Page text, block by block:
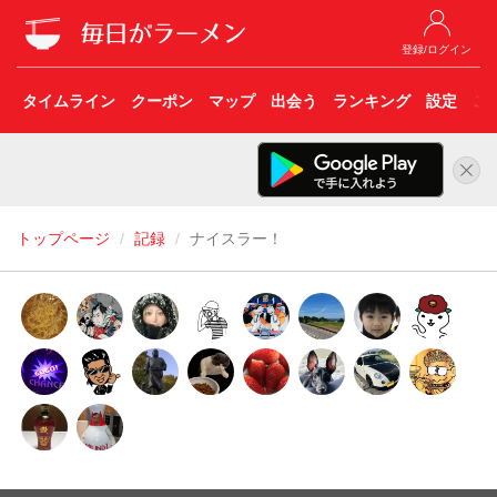
登録/ログイン
タイムライン クーポン マップ 出会う ランキング 設定 こ
トップページ 記録 ナイスラー！